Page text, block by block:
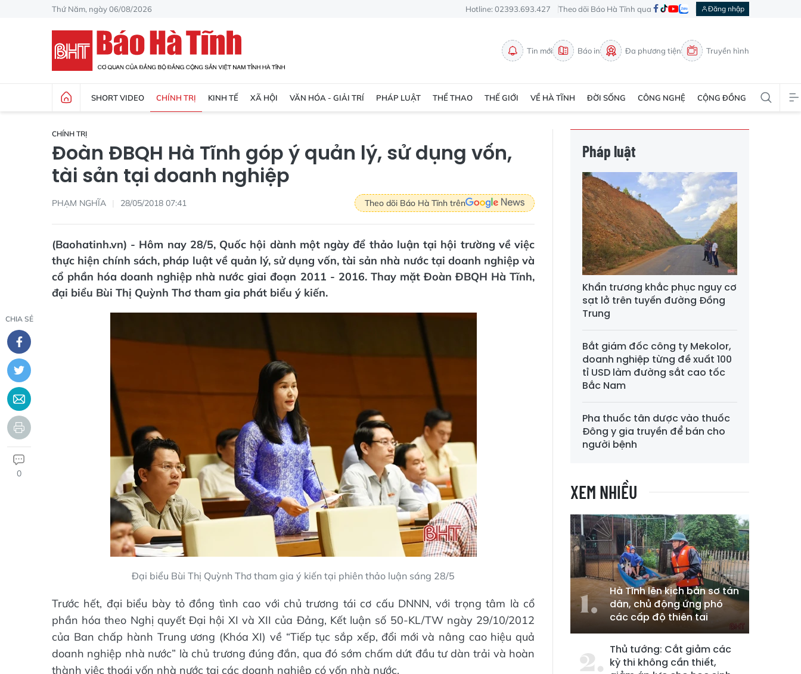
Thứ Năm, ngày 06/08/2026 Hotline: 02393.693.427 Theo dõi Báo Hà Tĩnh qua Đăng nhập
Tin mới Báo in Đa phương tiện Truyền hình
SHORT VIDEO CHÍNH TRỊ KINH TẾ XÃ HỘI VĂN HÓA - GIẢI TRÍ PHÁP LUẬT THỂ THAO THẾ GIỚI VỀ HÀ TĨNH ĐỜI SỐNG CÔNG NGHỆ CỘNG ĐỒNG
CHÍNH TRỊ
Đoàn ĐBQH Hà Tĩnh góp ý quản lý, sử dụng vốn,
tài sản tại doanh nghiệp
PHẠM NGHĨA 28/05/2018 07:41 Theo dõi Báo Hà Tĩnh trên
(Baohatinh.vn) - Hôm nay 28/5, Quốc hội dành một ngày để thảo luận tại hội trường về việc
thực hiện chính sách, pháp luật về quản lý, sử dụng vốn, tài sản nhà nước tại doanh nghiệp và
cổ phần hóa doanh nghiệp nhà nước giai đoạn 2011 - 2016. Thay mặt Đoàn ĐBQH Hà Tĩnh,
đại biểu Bùi Thị Quỳnh Thơ tham gia phát biểu ý kiến.
CHIA SẺ
0
Đại biểu Bùi Thị Quỳnh Thơ tham gia ý kiến tại phiên thảo luận sáng 28/5
Trước hết, đại biểu bày tỏ đồng tình cao với chủ trương tái cơ cấu DNNN, với trọng tâm là cổ
phần hóa theo Nghị quyết Đại hội XI và XII của Đảng, Kết luận số 50-KL/TW ngày 29/10/2012
của Ban chấp hành Trung ương (Khóa XI) về “Tiếp tục sắp xếp, đổi mới và nâng cao hiệu quả
doanh nghiệp nhà nước” là chủ trương đúng đắn, qua đó sớm chấm dứt đầu tư dàn trải và hoàn
thành việc thoái vốn nhà nước tại các doanh nghiệp có vốn nhà nước.
Pháp luật
Khẩn trương khắc phục nguy cơ
sạt lở trên tuyến đường Đồng
Trung
Bắt giám đốc công ty Mekolor,
doanh nghiệp từng đề xuất 100
tỉ USD làm đường sắt cao tốc
Bắc Nam
Pha thuốc tân dược vào thuốc
Đông y gia truyền để bán cho
người bệnh
XEM NHIỀU
Hà Tĩnh lên kịch bản sơ tán
dân, chủ động ứng phó
các cấp độ thiên tai
Thủ tướng: Cắt giảm các
kỳ thi không cần thiết,